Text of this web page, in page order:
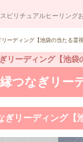
ピリチュアルヒーリング
リーディング【池袋の当たる霊視
リーディング【池袋
つなぎリー
ぎリーディング【